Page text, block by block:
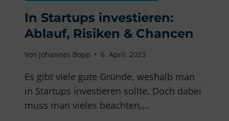
In Startups investieren:
Ablauf, Risiken & Chancen
Von Johannes Bopp 6. April, 2023
Es gibt viele gute Gründe, weshalb man
in Startups investieren sollte. Doch dabei
muss man vieles beachten,…